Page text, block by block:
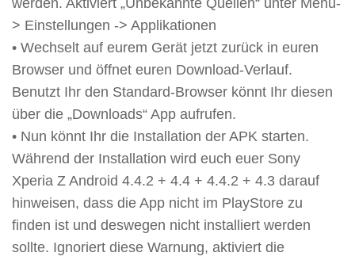
werden. Aktiviert „Unbekannte Quellen“ unter Menu-
> Einstellungen -> Applikationen
• Wechselt auf eurem Gerät jetzt zurück in euren
Browser und öffnet euren Download-Verlauf.
Benutzt Ihr den Standard-Browser könnt Ihr diesen
über die „Downloads“ App aufrufen.
• Nun könnt Ihr die Installation der APK starten.
Während der Installation wird euch euer Sony
Xperia Z Android 4.4.2 + 4.4 + 4.4.2 + 4.3 darauf
hinweisen, dass die App nicht im PlayStore zu
finden ist und deswegen nicht installiert werden
sollte. Ignoriert diese Warnung, aktiviert die